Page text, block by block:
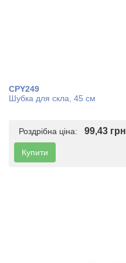
CPY249
Шубка для скла, 45 см
Роздрібна ціна: 99,43 грн
Купити